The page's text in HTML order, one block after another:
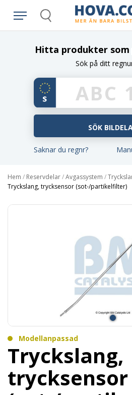
Search
Hitta produkter som
Sök på ditt
Saknar du regnr?
Hem / Reservdelar/Avgassystem /
Tryckslang, trycksensor (sot-/partikelfilter)
Modellanpassad
Tryckslang,
trycksensor